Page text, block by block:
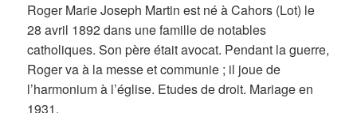
Roger Marie Joseph Martin est né à Cahors (Lot) le
28 avril 1892 dans une famille de notables
catholiques. Son père était avocat. Pendant la guerre,
Roger va à la messe et communie ; il joue de
l’harmonium à l’église. Etudes de droit. Mariage en
1931.